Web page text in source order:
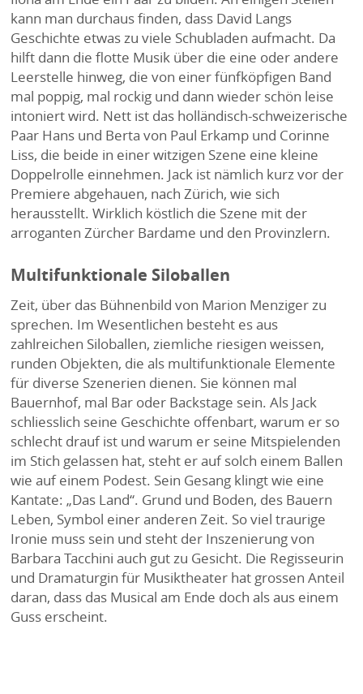
kann man durchaus finden, dass David Langs
Geschichte etwas zu viele Schubladen aufmacht. Da
hilft dann die flotte Musik über die eine oder andere
Leerstelle hinweg, die von einer fünfköpfigen Band
mal poppig, mal rockig und dann wieder schön leise
intoniert wird. Nett ist das holländisch-schweizerische
Paar Hans und Berta von Paul Erkamp und Corinne
Liss, die beide in einer witzigen Szene eine kleine
Doppelrolle einnehmen. Jack ist nämlich kurz vor der
Premiere abgehauen, nach Zürich, wie sich
herausstellt. Wirklich köstlich die Szene mit der
arroganten Zürcher Bardame und den Provinzlern.
Multifunktionale Siloballen
Zeit, über das Bühnenbild von Marion Menziger zu
sprechen. Im Wesentlichen besteht es aus
zahlreichen Siloballen, ziemliche riesigen weissen,
runden Objekten, die als multifunktionale Elemente
für diverse Szenerien dienen. Sie können mal
Bauernhof, mal Bar oder Backstage sein. Als Jack
schliesslich seine Geschichte offenbart, warum er so
schlecht drauf ist und warum er seine Mitspielenden
im Stich gelassen hat, steht er auf solch einem Ballen
wie auf einem Podest. Sein Gesang klingt wie eine
Kantate: „Das Land“. Grund und Boden, des Bauern
Leben, Symbol einer anderen Zeit. So viel traurige
Ironie muss sein und steht der Inszenierung von
Barbara Tacchini auch gut zu Gesicht. Die Regisseurin
und Dramaturgin für Musiktheater hat grossen Anteil
daran, dass das Musical am Ende doch als aus einem
Guss erscheint.